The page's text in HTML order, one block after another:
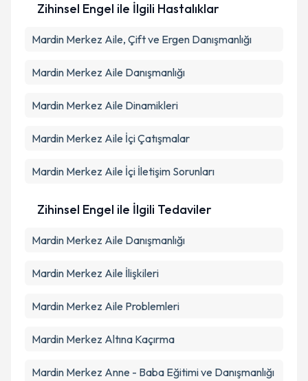
Zihinsel Engel ile İlgili Hastalıklar
Mardin Merkez Aile, Çift ve Ergen Danışmanlığı
Mardin Merkez Aile Danışmanlığı
Mardin Merkez Aile Dinamikleri
Mardin Merkez Aile İçi Çatışmalar
Mardin Merkez Aile İçi İletişim Sorunları
Zihinsel Engel ile İlgili Tedaviler
Mardin Merkez Aile Danışmanlığı
Mardin Merkez Aile İlişkileri
Mardin Merkez Aile Problemleri
Mardin Merkez Altına Kaçırma
Mardin Merkez Anne - Baba Eğitimi ve Danışmanlığı